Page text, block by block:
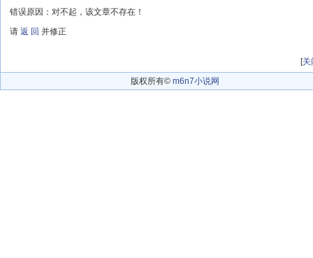
错误原因：对不起，该文章不存在！
请 返 回 并修正
[关
版权所有© m6n7小说网